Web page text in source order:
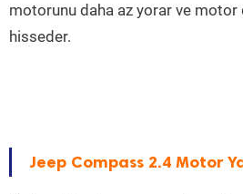
motorunu daha az yorar ve motor
hisseder.
Jeep Compass 2.4 Motor